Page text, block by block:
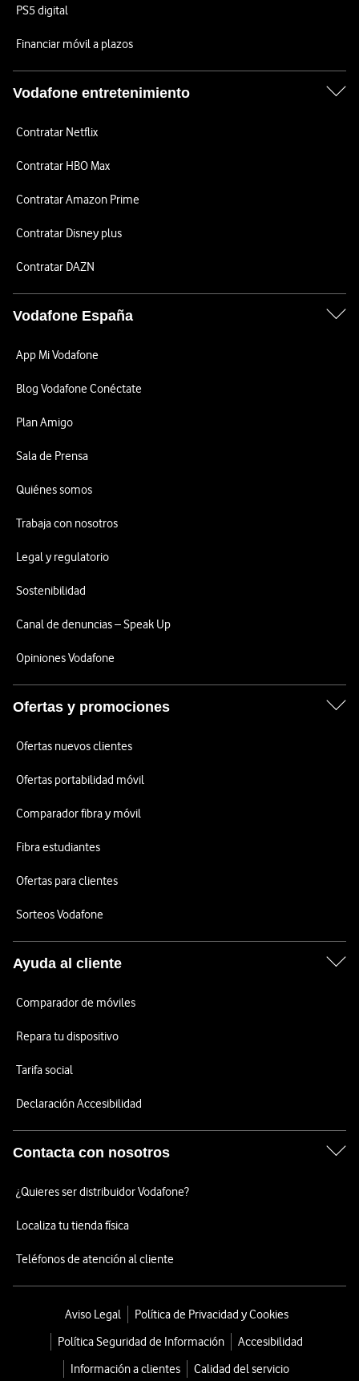
PS5 digital
Financiar móvil a plazos
Vodafone entretenimiento
Contratar Netflix
Contratar HBO Max
Contratar Amazon Prime
Contratar Disney plus
Contratar DAZN
Vodafone España
App Mi Vodafone
Blog Vodafone Conéctate
Plan Amigo
Sala de Prensa
Quiénes somos
Trabaja con nosotros
Legal y regulatorio
Sostenibilidad
Canal de denuncias – Speak Up
Opiniones Vodafone
Ofertas y promociones
Ofertas nuevos clientes
Ofertas portabilidad móvil
Comparador fibra y móvil
Fibra estudiantes
Ofertas para clientes
Sorteos Vodafone
Ayuda al cliente
Comparador de móviles
Repara tu dispositivo
Tarifa social
Declaración Accesibilidad
Contacta con nosotros
¿Quieres ser distribuidor Vodafone?
Localiza tu tienda física
Teléfonos de atención al cliente
Aviso Legal
Política de Privacidad y Cookies
Política Seguridad de Información
Accesibilidad
Información a clientes
Calidad del servicio